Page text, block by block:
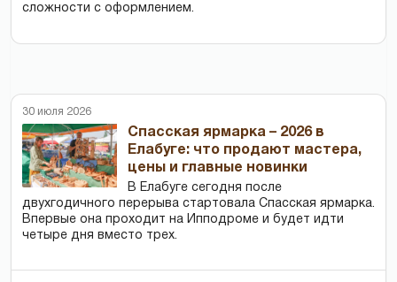
сложности с оформлением.
30 июля 2026
Спасская ярмарка – 2026 в
Елабуге: что продают мастера,
цены и главные новинки
В Елабуге сегодня после
двухгодичного перерыва стартовала Спасская ярмарка.
Впервые она проходит на Ипподроме и будет идти
четыре дня вместо трех.